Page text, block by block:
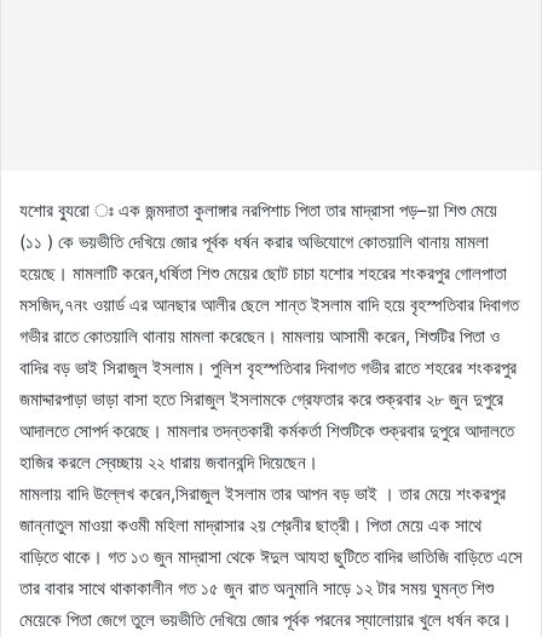
যশোর ব্যুরো ঃ এক জন্মদাতা কুলাঙ্গার নরপিশাচ পিতা তার মাদ্রাসা পড়–য়া শিশু মেয়ে
(১১ ) কে ভয়ভীতি দেখিয়ে জোর পূর্বক ধর্ষন করার অভিযোগে কোতয়ালি থানায় মামলা
হয়েছে। মামলাটি করেন,ধর্ষিতা শিশু মেয়ের ছোট চাচা যশোর শহরের শংকরপুর গোলপাতা
মসজিদ,৭নং ওয়ার্ড এর আনছার আলীর ছেলে শান্ত ইসলাম বাদি হয়ে বৃহস্পতিবার দিবাগত
গভীর রাতে কোতয়ালি থানায় মামলা করেছেন। মামলায় আসামী করেন, শিশুটির পিতা ও
বাদির বড় ভাই সিরাজুল ইসলাম। পুলিশ বৃহস্পতিবার দিবাগত গভীর রাতে শহরের শংকরপুর
জমাদ্দারপাড়া ভাড়া বাসা হতে সিরাজুল ইসলামকে গ্রেফতার করে শুক্রবার ২৮ জুন দুপুরে
আদালতে সোপর্দ করেছে। মামলার তদন্তকারী কর্মকর্তা শিশুটিকে শুক্রবার দুপুরে আদালতে
হাজির করলে স্বেচ্ছায় ২২ ধারায় জবানবন্দি দিয়েছেন।
মামলায় বাদি উল্লেখ করেন,সিরাজুল ইসলাম তার আপন বড় ভাই । তার মেয়ে শংকরপুর
জান্নাতুল মাওয়া কওমী মহিলা মাদ্রাসার ২য় শ্রেনীর ছাত্রী। পিতা মেয়ে এক সাথে
বাড়িতে থাকে। গত ১৩ জুন মাদ্রাসা থেকে ঈদুল আযহা ছুটিতে বাদির ভাতিজি বাড়িতে এসে
তার বাবার সাথে থাকাকালীন গত ১৫ জুন রাত অনুমানি সাড়ে ১২ টার সময় ঘুমন্ত শিশু
মেয়েকে পিতা জেগে তুলে ভয়ভীতি দেখিয়ে জোর পূর্বক পরনের স্যালোয়ার খুলে ধর্ষন করে।